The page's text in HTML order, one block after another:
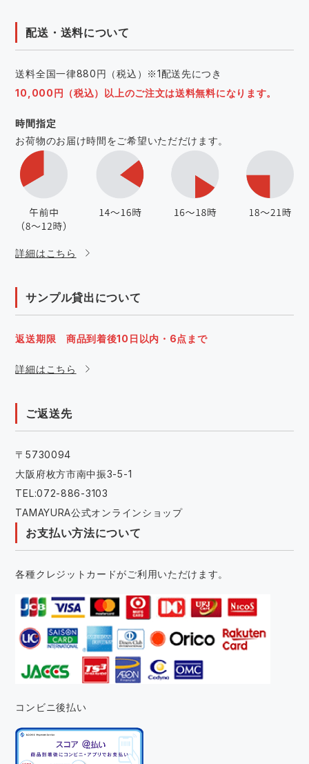
配送・送料について
送料全国一律880円（税込）※1配送先につき
10,000円（税込）以上のご注文は送料無料になります。
時間指定
お荷物のお届け時間をご希望いただだけます。
詳細はこちら
サンプル貸出について
返送期限 商品到着後10日以内・6点まで
詳細はこちら
ご返送先
〒5730094
大阪府枚方市南中振3-5-1
TEL:072-886-3103
TAMAYURA公式オンラインショップ
お支払い方法について
各種クレジットカードがご利用いただけます。
コンビニ後払い